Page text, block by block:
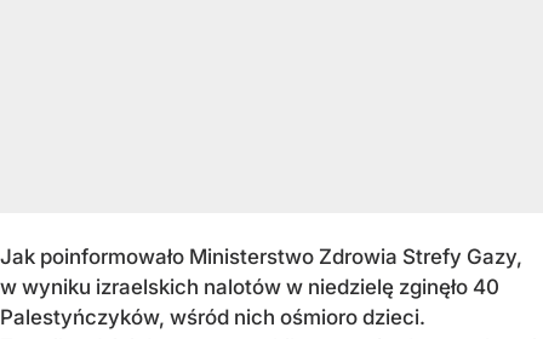
Jak poinformowało Ministerstwo Zdrowia Strefy Gazy,
w wyniku izraelskich nalotów w niedzielę zginęło 40
Palestyńczyków, wśród nich ośmioro dzieci.